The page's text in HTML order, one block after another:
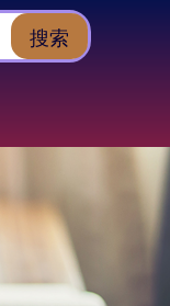
搜索
+0.57%